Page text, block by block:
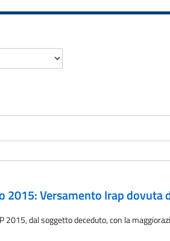
Versamento Irap
dal soggetto deceduto, con la